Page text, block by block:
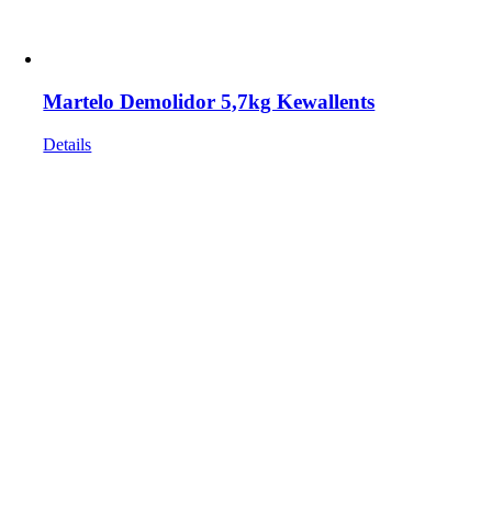
Martelo Demolidor 5,7kg Kewallents
Details